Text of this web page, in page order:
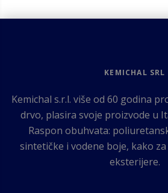
KEMICHAL SRL
Kemichal s.r.l. više od 60 godina
drvo, plasira svoje proizvode u
Raspon obuhvata:
sintetičke i vodene boje, kako
eksterijere.